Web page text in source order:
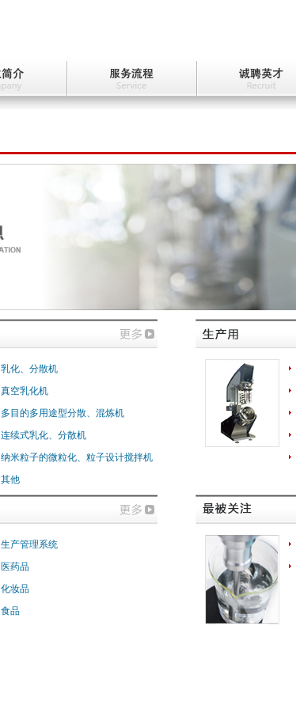
乳化、分散机
真空乳化机
多目的多用途型分散、混炼机
连续式乳化、分散机
纳米粒子的微粒化、粒子设计搅拌机
其他
生产管理系统
医药品
化妆品
食品